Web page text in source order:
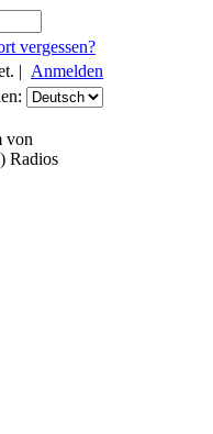
vergessen?
| Anmelden
von
Radios